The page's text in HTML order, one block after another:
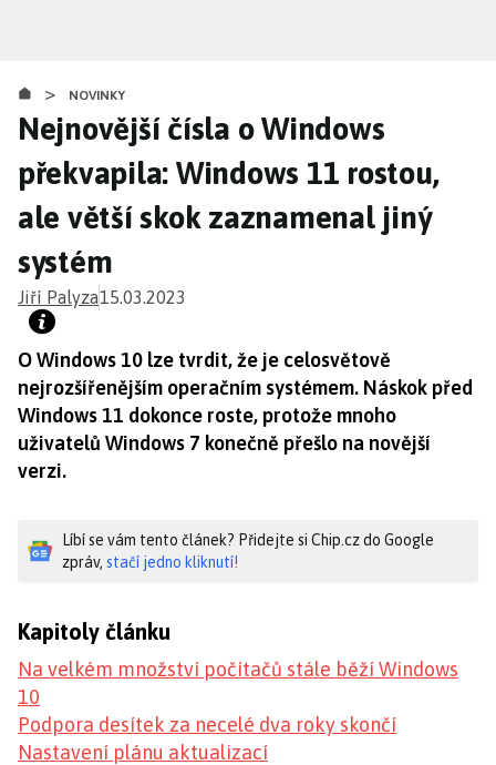
obsahu
> NOVINKY
Nejnovější čísla o Windows
překvapila: Windows 11 rostou,
ale větší skok zaznamenal jiný
systém
Jiří Palyza15.03.2023
O Windows 10 lze tvrdit, že je celosvětově
nejrozšířenějším operačním systémem. Náskok před
Windows 11 dokonce roste, protože mnoho
uživatelů Windows 7 konečně přešlo na novější
verzi.
Líbí se vám tento článek? Přidejte si Chip.cz do Google
zpráv, stačí jedno kliknutí!
Kapitoly článku
Na velkém množství počítačů stále běží Windows
10
Podpora desítek za necelé dva roky skončí
Nastavení plánu aktualizací